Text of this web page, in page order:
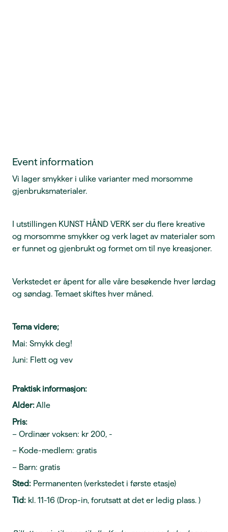
Event information
Vi lager smykker i ulike varianter med morsomme
gjenbruksmaterialer.
I utstillingen KUNST HÅND VERK ser du flere kreative
og morsomme smykker og verk laget av materialer som
er funnet og gjenbrukt og formet om til nye kreasjoner.
Verkstedet er åpent for alle våre besøkende hver lørdag
og søndag. Temaet skiftes hver måned.
Tema videre;
Mai: Smykk deg!
Juni: Flett og vev
Praktisk informasjon:
Alder:Alle
Pris:
– Ordinær voksen: kr 200, -
– Kode-medlem: gratis
– Barn: gratis
Sted: Permanenten (verkstedet i første etasje)
Tid: kl. 11-16 (Drop-in, forutsatt at det er ledig plass. )